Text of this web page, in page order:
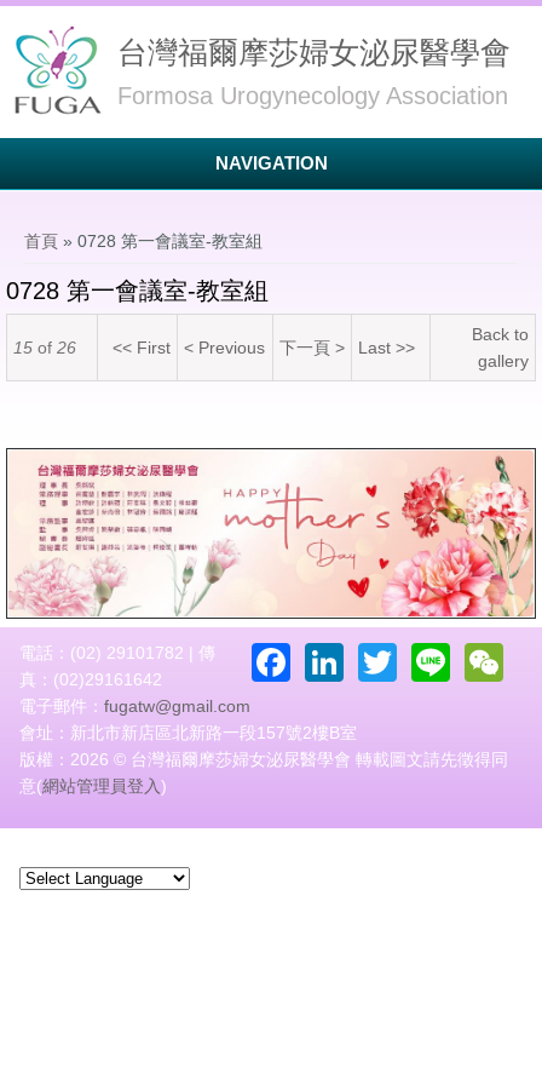
台灣福爾摩莎婦女泌尿醫學會
Formosa Urogynecology Association
NAVIGATION
首頁 » 0728 第一會議室-教室組
0728 第一會議室-教室組
15 of 26 << First < Previous 下一頁 > Last >>
Back to
gallery
Facebook
LinkedIn
Twitter
Line
電話：(02) 29101782 | 傳
真：(02)29161642
電子郵件： fugatw@gmail.com
會址：新北市新店區北新路一段157號2樓B室
版權：2026 © 台灣福爾摩莎婦女泌尿醫學會 轉載圖文請先徵得同
意(網站管理員登入)